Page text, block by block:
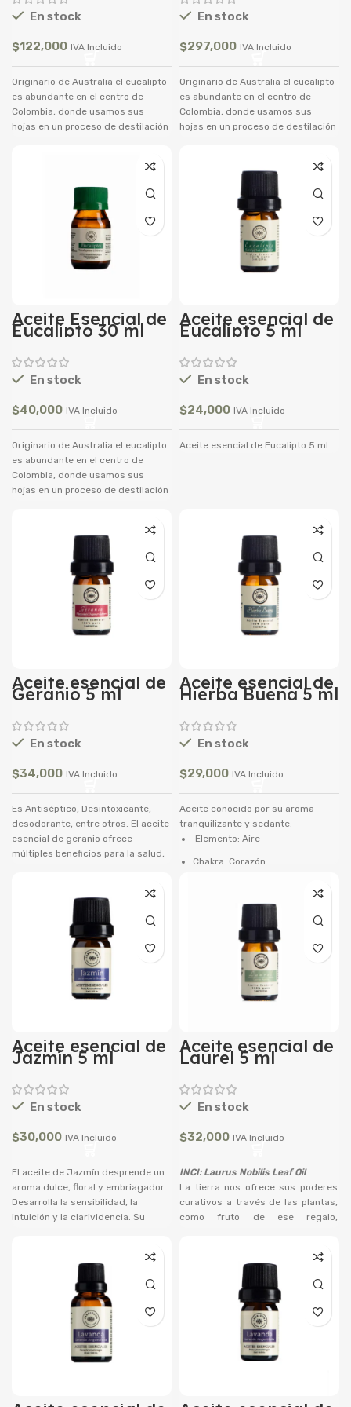
Combina bien con:
Limón,Naranja,Árbol de té.
En stock
$122,000 IVA Incluido
Originario de Australia el eucalipto
es abundante en el centro de
Colombia, donde usamos sus
hojas en un proceso de destilación
Chakra:Raíz
En stock
$297,000 IVA Incluido
Originario de Australia el eucalipto
es abundante en el centro de
Colombia, donde usamos sus
hojas en un proceso de destilación
>Elememento: Aire >Chakra: Raíz
Aceite Esencial de
Eucalipto 30 ml
En stock
$40,000 IVA Incluido
Originario de Australia el eucalipto
es abundante en el centro de
Colombia, donde usamos sus
hojas en un proceso de destilación
>Elememento: Aire >Chakra: Raíz
Aceite esencial de
Eucalipto 5 ml
En stock
$24,000 IVA Incluido
Aceite esencial de Eucalipto 5 ml
Aceite esencial de
Geranio 5 ml
En stock
$34,000 IVA Incluido
Es Antiséptico, Desintoxicante,
desodorante, entre otros. El aceite
esencial de geranio ofrece
múltiples beneficios para la salud,
pueden atribuir a sus excelentes
propiedades como limpiador,
astringente, tónico, y para la
prevención y tratamiento de
Aceite esencial de
Hierba Buena 5 ml
En stock
$29,000 IVA Incluido
Aceite conocido por su aroma
tranquilizante y sedante.
Elemento: Aire
Chakra: Corazón
Aceite esencial de
Jazmín 5 ml
En stock
$30,000 IVA Incluido
El aceite de Jazmín desprende un
aroma dulce, floral y embriagador.
Desarrolla la sensibilidad, la
intuición y la clarividencia. Su
Jazmín puede ayudar a reducir la
apariencia de las imperfecciones
de la piel y promueve una tez
radiante y de aspecto radiante.
Aceite esencial de
Laurel 5 ml
En stock
$32,000 IVA Incluido
INCI: Laurus Nobilis Leaf Oil
La tierra nos ofrece sus poderes
curativos a través de las plantas,
como fruto de ese regalo,
frondosos con hojas aromáticas
frescas de color verde
amarillento, cuyas propiedades
analgésicas, antisépticas y
expectorantes han sido utilizadas
a través de la historia por medio
de infusiones que aliviaban